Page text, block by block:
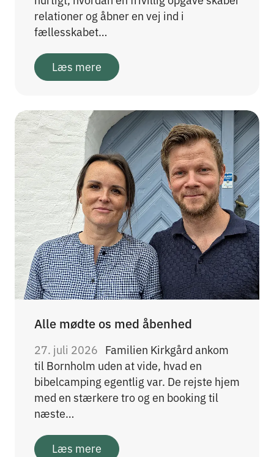
relationer og åbner en vej ind i
fællesskabet…
Læs mere
Alle mødte os med åbenhed
27. juli 2026 Familien Kirkgård ankom
til Bornholm uden at vide, hvad en
bibelcamping egentlig var. De rejste hjem
med en stærkere tro og en booking til
næste…
Læs mere